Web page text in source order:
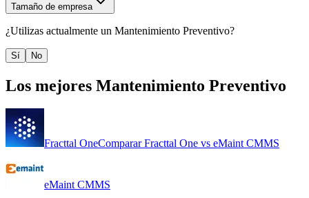
Tamaño de empresa
¿Utilizas actualmente un Mantenimiento Preventivo?
Sí No
Los mejores Mantenimiento Preventivo
Fracttal OneComparar Fracttal One vs eMaint CMMS
eMaint CMMS